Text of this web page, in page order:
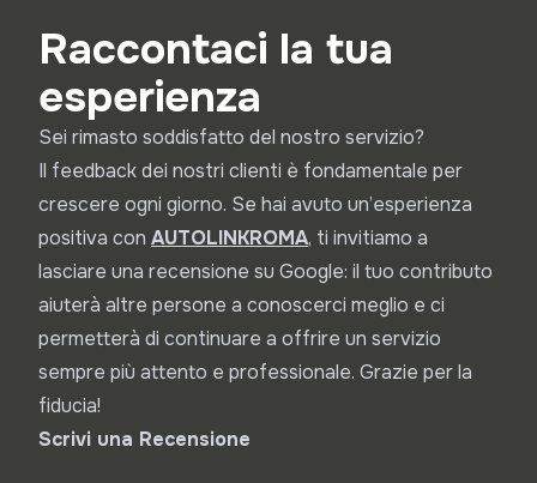
Raccontaci la tua
esperienza
Sei rimasto soddisfatto del nostro servizio?
Il feedback dei nostri clienti è fondamentale per
crescere ogni giorno. Se hai avuto un’esperienza
positiva con AUTOLINKROMA, ti invitiamo a
lasciare una recensione su Google: il tuo contributo
aiuterà altre persone a conoscerci meglio e ci
permetterà di continuare a offrire un servizio
sempre più attento e professionale. Grazie per la
fiducia!
Scrivi una Recensione